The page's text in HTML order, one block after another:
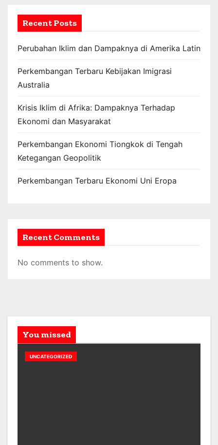
Recent Posts
Perubahan Iklim dan Dampaknya di Amerika Latin
Perkembangan Terbaru Kebijakan Imigrasi
Australia
Krisis Iklim di Afrika: Dampaknya Terhadap
Ekonomi dan Masyarakat
Perkembangan Ekonomi Tiongkok di Tengah
Ketegangan Geopolitik
Perkembangan Terbaru Ekonomi Uni Eropa
Recent Comments
No comments to show.
You missed
UNCATEGORIZED